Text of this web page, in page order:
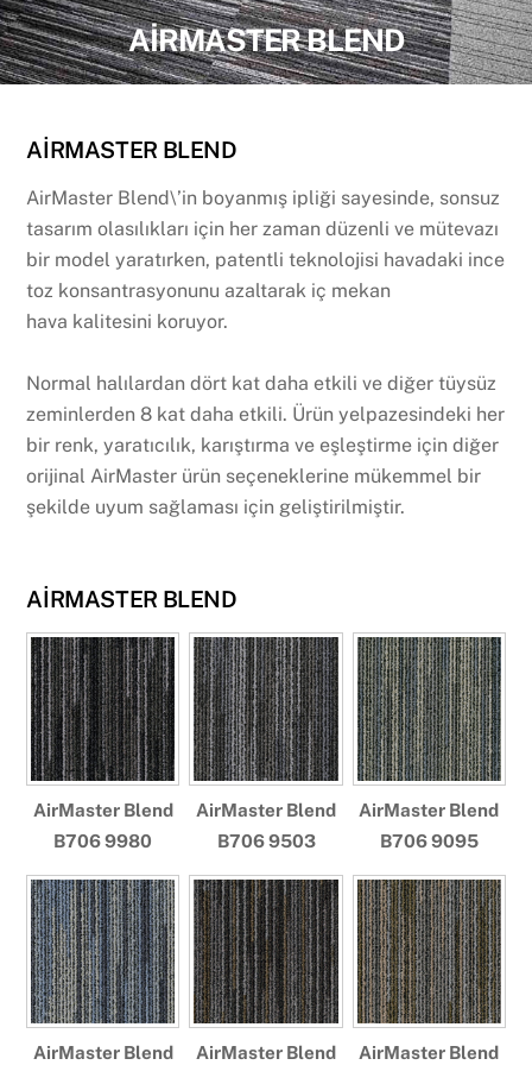
AİRMASTER BLEND
AİRMASTER BLEND
AirMaster Blend\’in boyanmış ipliği sayesinde, sonsuz
tasarım olasılıkları için her zaman düzenli ve mütevazı
bir model yaratırken, patentli teknolojisi havadaki ince
toz konsantrasyonunu azaltarak iç mekan
hava kalitesini koruyor.
Normal halılardan dört kat daha etkili ve diğer tüysüz
zeminlerden 8 kat daha etkili. Ürün yelpazesindeki her
bir renk, yaratıcılık, karıştırma ve eşleştirme için diğer
orijinal AirMaster ürün seçeneklerine mükemmel bir
şekilde uyum sağlaması için geliştirilmiştir.
AİRMASTER BLEND
AirMaster Blend
B706 9980
AirMaster Blend
B706 9503
AirMaster Blend
B706 9095
AirMaster Blend AirMaster Blend AirMaster Blend